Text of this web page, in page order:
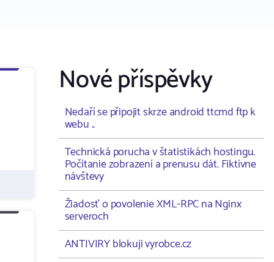
Nové příspěvky
Nedaří se připojit skrze android ttcmd ftp k
webu ..
Technická porucha v štatistikách hostingu.
Počítanie zobrazení a prenusu dát. Fiktívne
návštevy
Žiadosť o povolenie XML-RPC na Nginx
serveroch
ANTIVIRY blokuji vyrobce.cz